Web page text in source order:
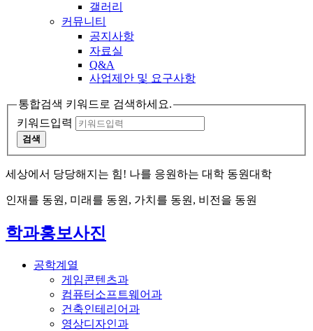
갤러리
커뮤니티
공지사항
자료실
Q&A
사업제안 및 요구사항
통합검색 키워드로 검색하세요.
키워드입력
검색
세상에서 당당해지는 힘! 나를 응원하는 대학 동원대학
인재를 동원, 미래를 동원, 가치를 동원, 비전을 동원
학과홍보사진
공학계열
게임콘텐츠과
컴퓨터소프트웨어과
건축인테리어과
영상디자인과